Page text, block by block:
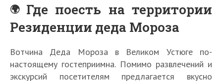
Где поесть на территории
Резиденции деда Мороза
Вотчина Деда Мороза в Великом Устюге по-
настоящему гостеприимна. Помимо развлечений и
экскурсий посетителям предлагается вкусно